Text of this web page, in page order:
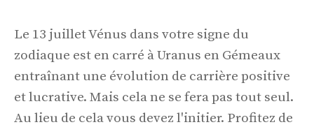
Le 13 juillet Vénus dans votre signe du
zodiaque est en carré à Uranus en Gémeaux
entraînant une évolution de carrière positive
et lucrative. Mais cela ne se fera pas tout seul.
Au lieu de cela vous devez l'initier. Profitez de